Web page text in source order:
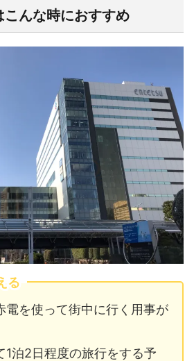
んな時におすすめ
る
電を使って街中に行く用事が
1泊2日程度の旅行をする予